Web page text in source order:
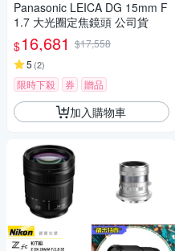
Panasonic LEICA DG 15mm F
1.7 大光圈定焦鏡頭 公司貨
$16,681 $17,558
5 (2)
限時下殺 券 贈品
加入購物車